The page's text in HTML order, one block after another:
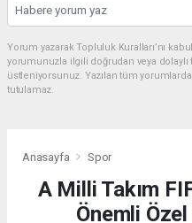
Yorum yazarak Topluluk Kuralları’nı
yorumunuzla ilgili doğrudan veya dolaylı
üstleniyorsunuz. Yazılan tüm
tutulamaz.
Anasayfa Spor
A Milli Takım
Önemli